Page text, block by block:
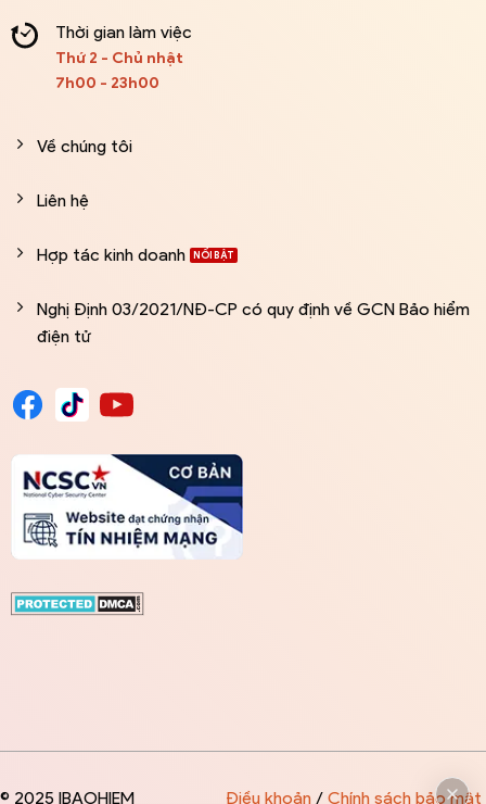
Thời gian làm việc
Thứ 2 - Chủ nhật
7h00 - 23h00
Về chúng tôi
Liên hệ
Hợp tác kinh doanh
Nghị Định 03/2021/NĐ-CP có quy định về GCN Bảo hiểm
điện tử
© 2025 IBAOHIEM Điều khoản/ Chính sách bảo mật